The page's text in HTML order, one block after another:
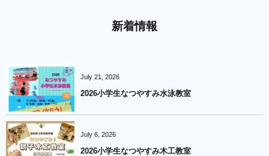
新着情報
July 21 2026
2026小学生なつやすみ水泳教室
July 6, 2026
2026小学生なつやすみ木工教室